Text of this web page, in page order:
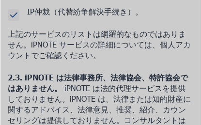
IP仲裁（代替紛争解決手続き）。
上記のサービスのリストは網羅的なものではありま
せん。iPNOTE サービスの詳細については、個人アカ
ウントでご確認ください。
2.3. iPNOTE は法律事務所、法律協会、特許協会で
はありません。
iPNOTE は法的代理サービスを提供
しておりません。iPNOTE は、法律または知的財産に
関するアドバイス、法律意見、推奨、紹介、カウン
セリングは提供しておりません。コンサルタントは